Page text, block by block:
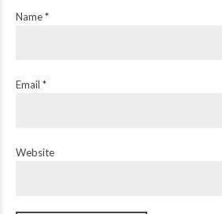
Name *
Email *
Website